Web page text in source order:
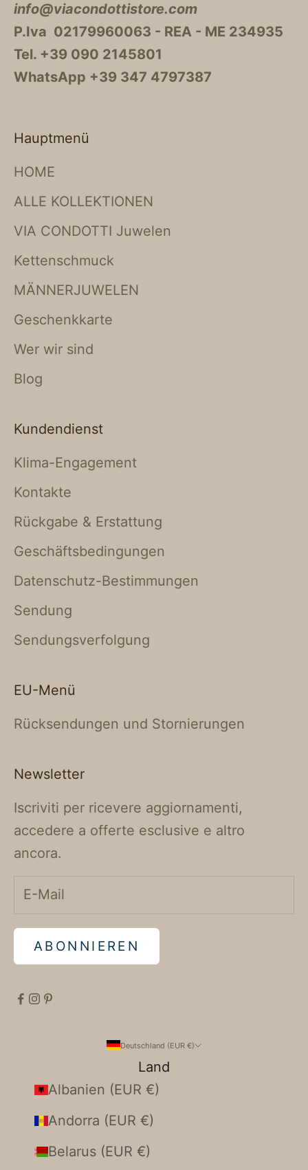
info@viacondottistore.com
P.Iva 02179960063 - REA - ME 234935
Tel. +39 090 2145801
WhatsApp +39 347 4797387
Hauptmenü
HOME
ALLE KOLLEKTIONEN
VIA CONDOTTI Juwelen
Kettenschmuck
MÄNNERJUWELEN
Geschenkkarte
Wer wir sind
Blog
Kundendienst
Klima-Engagement
Kontakte
Rückgabe & Erstattung
Geschäftsbedingungen
Datenschutz-Bestimmungen
Sendung
Sendungsverfolgung
EU-Menü
Rücksendungen und Stornierungen
Newsletter
Iscriviti per ricevere aggiornamenti,
accedere a offerte esclusive e altro
ancora.
ABONNIEREN
Deutschland (EUR €)
Land
Albanien (EUR €)
Andorra (EUR €)
Belarus (EUR €)